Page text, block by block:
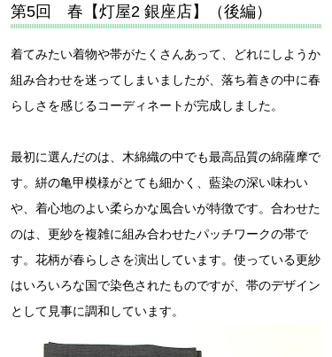
第5回 春【灯屋2 銀座店】（後編）
着てみたい着物や帯がたくさんあって、どれにしようか
組み合わせを迷ってしまいましたが、落ち着きの中に春
らしさを感じるコーディネートが完成しました。
最初に選んだのは、木綿織の中でも最高品質の綿薩摩で
す。絣の亀甲模様がとても細かく、藍染の深い味わい
や、着心地のよい柔らかな風合いが特徴です。合わせた
のは、更紗を複雑に組み合わせたパッチワークの帯で
す。花柄が春らしさを演出しています。使っている更紗
はいろいろな国で染色されたものですが、帯のデザイン
として見事に調和しています。